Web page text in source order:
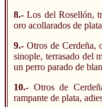
8.- Los del Rosellón,
oro acollarados de
9.- Otros de Cerdeña,
sinople, terrasado del
un perro parado de
10.- Otros de
rampante de plata,